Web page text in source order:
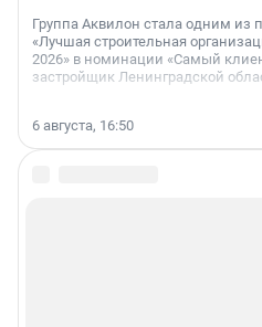
Группа Аквилон стала одним из
«Лучшая строительная
2026» в номинации «Самый
застройщик Ленинградской
6 августа, 16:50